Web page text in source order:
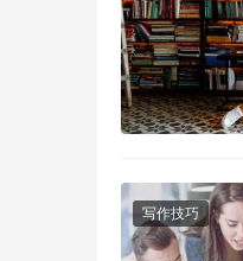
写作技巧